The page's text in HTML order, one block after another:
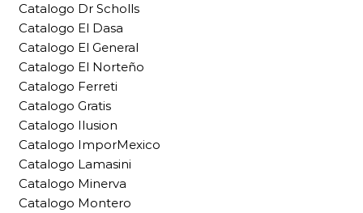
Catalogo Dr Scholls
Catalogo El Dasa
Catalogo El General
Catalogo El Norteño
Catalogo Ferreti
Catalogo Gratis
Catalogo Ilusion
Catalogo ImporMexico
Catalogo Lamasini
Catalogo Minerva
Catalogo Montero